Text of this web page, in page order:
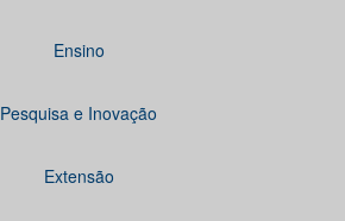
Ensino
Pesquisa e Inovação
Extensão